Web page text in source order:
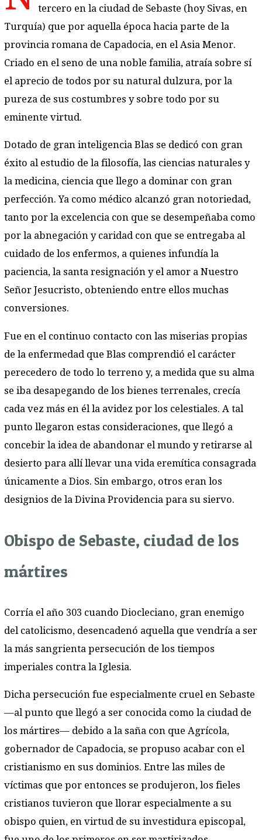
tercero en la ciudad de Sebaste (hoy Sivas, en
Turquía) que por aquella época hacia parte de la
provincia romana de Capadocia, en el Asia Menor.
Criado en el seno de una noble familia, atraía sobre sí
el aprecio de todos por su natural dulzura, por la
pureza de sus costumbres y sobre todo por su
eminente virtud.
Dotado de gran inteligencia Blas se dedicó con gran
éxito al estudio de la filosofía, las ciencias naturales y
la medicina, ciencia que llego a dominar con gran
perfección. Ya como médico alcanzó gran notoriedad,
tanto por la excelencia con que se desempeñaba como
por la abnegación y caridad con que se entregaba al
cuidado de los enfermos, a quienes infundía la
paciencia, la santa resignación y el amor a Nuestro
Señor Jesucristo, obteniendo entre ellos muchas
conversiones.
Fue en el continuo contacto con las miserias propias
de la enfermedad que Blas comprendió el carácter
perecedero de todo lo terreno y, a medida que su alma
se iba desapegando de los bienes terrenales, crecía
cada vez más en él la avidez por los celestiales. A tal
punto llegaron estas consideraciones, que llegó a
concebir la idea de abandonar el mundo y retirarse al
desierto para allí llevar una vida eremítica consagrada
únicamente a Dios. Sin embargo, otros eran los
designios de la Divina Providencia para su siervo.
Obispo de Sebaste, ciudad de los
mártires
Corría el año 303 cuando Diocleciano, gran enemigo
del catolicismo, desencadenó aquella que vendría a ser
la más sangrienta persecución de los tiempos
imperiales contra la Iglesia.
Dicha persecución fue especialmente cruel en Sebaste
—al punto que llegó a ser conocida como la ciudad de
los mártires— debido a la saña con que Agrícola,
gobernador de Capadocia, se propuso acabar con el
cristianismo en sus dominios. Entre las miles de
víctimas que por entonces se produjeron, los fieles
cristianos tuvieron que llorar especialmente a su
obispo quien, en virtud de su investidura episcopal,